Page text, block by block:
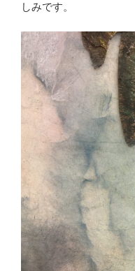
しみです。